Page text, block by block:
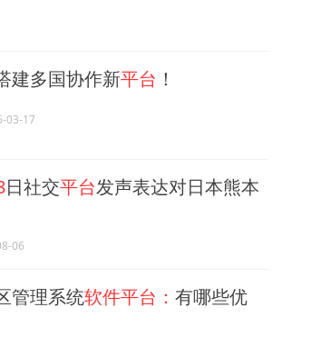
建多国协作新平台 ！
03-17
日社交平台发声表达对日本熊本
06
管理系统软件平台： 有哪些优